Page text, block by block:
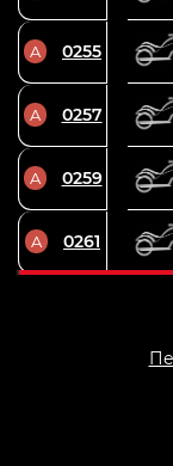
A 0255
A 0257
A 0259
A 0261